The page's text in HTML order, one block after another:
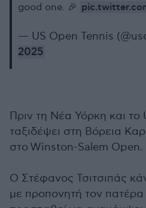
good one. 🎉
— US Open Tennis
2025
Πριν τη Νέα Υόρκη και το
ταξιδέψει στη Βόρεια
στοWinston-Salem Open.
Ο Στέφανος Τσιτσιπάς
με προπονητή τον